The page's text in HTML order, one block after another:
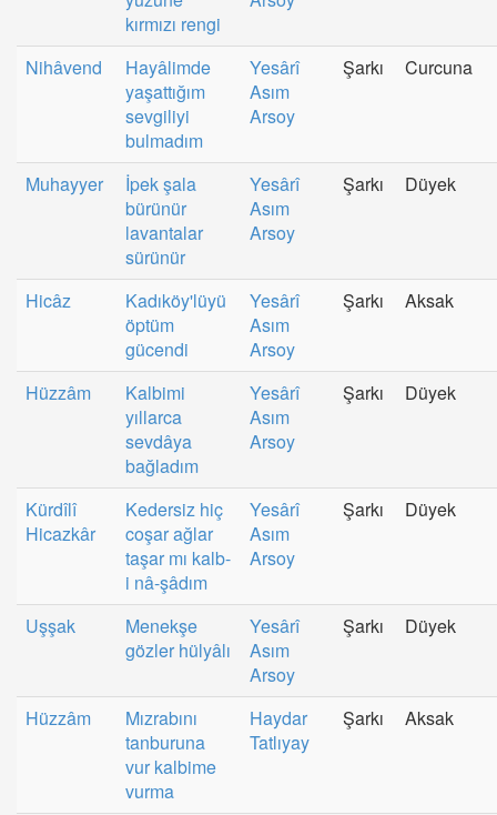
kırmızı rengi
Nihâvend
Hayâlimde
yaşattığım
sevgiliyi
bulmadım
Yesârî
Asım
Arsoy
Şarkı Curcuna
Muhayyer
İpek şala
bürünür
lavantalar
sürünür
Yesârî
Asım
Arsoy
Şarkı Düyek
Hicâz
Kadıköy'lüyü
öptüm
gücendi
Yesârî
Asım
Arsoy
Şarkı Aksak
Hüzzâm
Kalbimi
yıllarca
sevdâya
bağladım
Yesârî
Asım
Arsoy
Şarkı Düyek
Kürdîlî
Hicazkâr
Kedersiz hiç
coşar ağlar
taşar mı kalb-
i nâ-şâdım
Yesârî
Asım
Arsoy
Şarkı Düyek
Uşşak
Menekşe
gözler hülyâlı
Yesârî
Asım
Arsoy
Şarkı Düyek
Hüzzâm
Mızrabını
tanburuna
vur kalbime
vurma
Haydar
Tatlıyay
Şarkı Aksak